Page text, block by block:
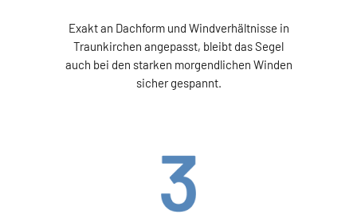
Exakt an Dachform und Windverhältnisse in
Traunkirchen angepasst, bleibt das Segel
auch bei den starken morgendlichen Winden
sicher gespannt.